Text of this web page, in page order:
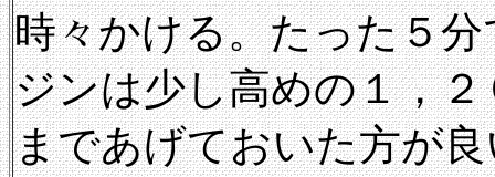
時々かける。たった５
ジンは少し高めの１，
まであげておいた方が